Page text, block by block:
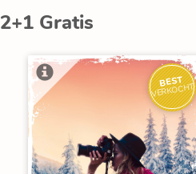
2+1 Gratis
BEST
VERKOCHT